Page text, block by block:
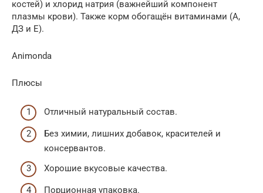
костей) и хлорид натрия (важнейший компонент
плазмы крови). Также корм обогащён витаминами (А,
ДЗ и Е).
Animonda
Плюсы
Отличный натуральный состав.
Без химии, лишних добавок, красителей и
консервантов.
Хорошие вкусовые качества.
Порционная упаковка.